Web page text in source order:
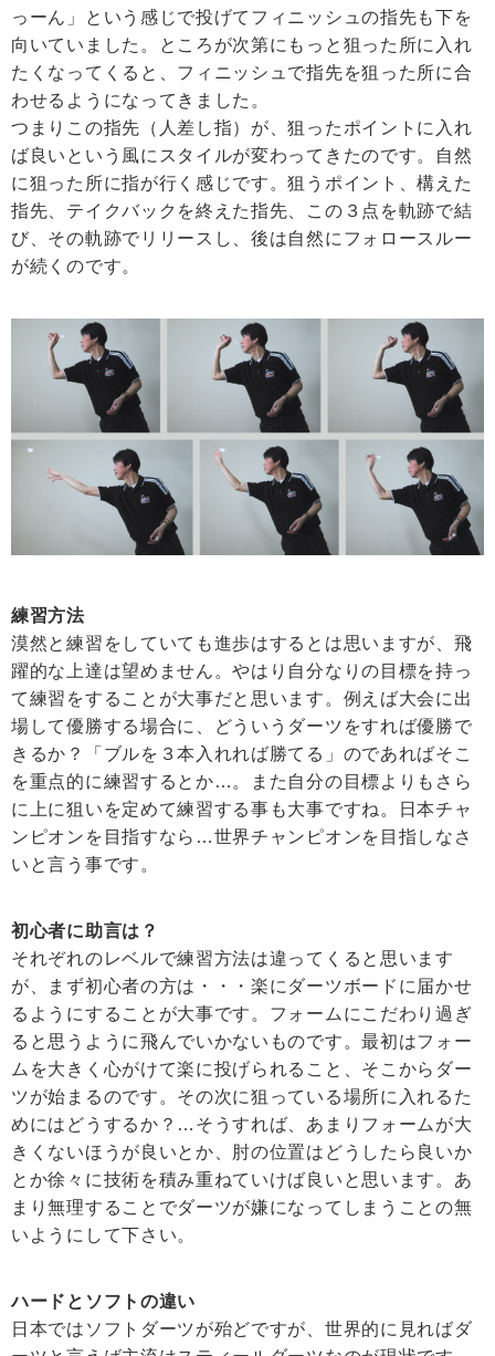
っーん」という感じで投げてフィニッシュの指先も下を
向いていました。ところが次第にもっと狙った所に入れ
たくなってくると、フィニッシュで指先を狙った所に合
わせるようになってきました。
つまりこの指先（人差し指）が、狙ったポイントに入れ
ば良いという風にスタイルが変わってきたのです。自然
に狙った所に指が行く感じです。狙うポイント、構えた
指先、テイクバックを終えた指先、この３点を軌跡で結
び、その軌跡でリリースし、後は自然にフォロースルー
が続くのです。
練習方法
漠然と練習をしていても進歩はするとは思いますが、飛
躍的な上達は望めません。やはり自分なりの目標を持っ
て練習をすることが大事だと思います。例えば大会に出
場して優勝する場合に、どういうダーツをすれば優勝で
きるか？「ブルを３本入れれば勝てる」のであればそこ
を重点的に練習するとか…。また自分の目標よりもさら
に上に狙いを定めて練習する事も大事ですね。日本チャ
ンピオンを目指すなら…世界チャンピオンを目指しなさ
いと言う事です。
初心者に助言は？
それぞれのレベルで練習方法は違ってくると思います
が、まず初心者の方は・・・楽にダーツボードに届かせ
るようにすることが大事です。フォームにこだわり過ぎ
ると思うように飛んでいかないものです。最初はフォー
ムを大きく心がけて楽に投げられること、そこからダー
ツが始まるのです。その次に狙っている場所に入れるた
めにはどうするか？…そうすれば、あまりフォームが大
きくないほうが良いとか、肘の位置はどうしたら良いか
とか徐々に技術を積み重ねていけば良いと思います。あ
まり無理することでダーツが嫌になってしまうことの無
いようにして下さい。
ハードとソフトの違い
日本ではソフトダーツが殆どですが、世界的に見ればダ